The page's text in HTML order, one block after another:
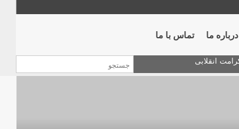
درباره ما تماس با ما